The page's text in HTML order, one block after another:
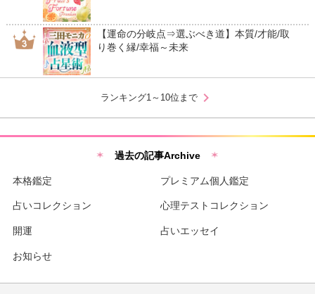
【運命の分岐点⇒選ぶべき道】本質/才能/取
り巻く縁/幸福～未来
ランキング1～10位まで chevron_right
過去の記事Archive
本格鑑定 プレミアム個人鑑定
占いコレクション 心理テストコレクション
開運 占いエッセイ
お知らせ